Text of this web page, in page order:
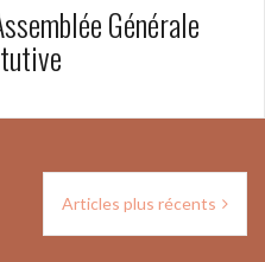
Générale
Articles plus récents